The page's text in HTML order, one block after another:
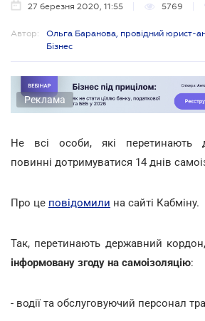
27 березня 2020, 11:55 5769
Автор:
Ольга Баранова, провідний юрист-
Бізнес
Реклама
Не всі особи, які перетинають
повинні дотримуватися 14 днів
Про це повідомили на сайті Кабміну.
Так, перетинають державний
інформовану згоду на самоізоляцію:
- водії та обслуговуючий персонал